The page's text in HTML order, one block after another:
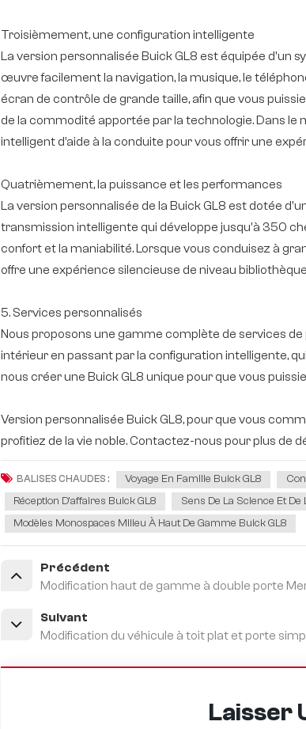
Troisièmement, une configuration intelligente
La version personnalisée Buick GL8 est équipée
œuvre facilement la navigation, la musique, le
écran de contrôle de grande taille, afin que vous
de la commodité apportée par la technologie. Dans le
intelligent d’aide à la conduite pour vous offrir une
Quatrièmement, la puissance et les performances
La version personnalisée de la Buick GL8 est dotée
transmission intelligente qui développe jusqu'à 350
confort et la maniabilité. Lorsque vous conduisez à
offre une expérience silencieuse de niveau
5. Services personnalisés
Nous proposons une gamme complète de services
intérieur en passant par la configuration intelligente,
nous créer une Buick GL8 unique pour que vous
Version personnalisée Buick GL8, pour que vous
profitiez de la vie noble. Contactez-nous pour plus de
BALISES CHAUDES : Voyage En Famille Buick GL8
Réception D'affaires Buick GL8
Sens De La Science Et
Modèles Monospaces Milieu À Haut De Gamme Buick GL8
Précédent
Modification haut de gamme à double porte
Suivant
Modification du véhicule à toit plat et porte
Laisser